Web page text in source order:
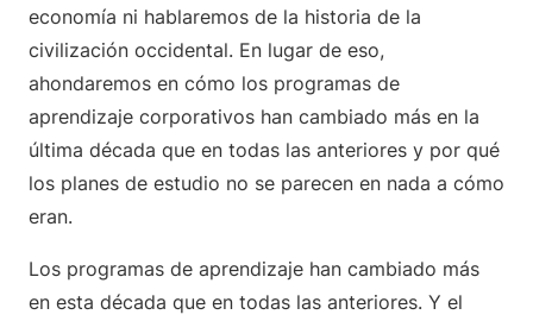
economía ni hablaremos de la historia de la
civilización occidental. En lugar de eso,
ahondaremos en cómo los programas de
aprendizaje corporativos han cambiado más en la
última década que en todas las anteriores y por qué
los planes de estudio no se parecen en nada a cómo
eran.
Los programas de aprendizaje han cambiado más
en esta década que en todas las anteriores. Y el